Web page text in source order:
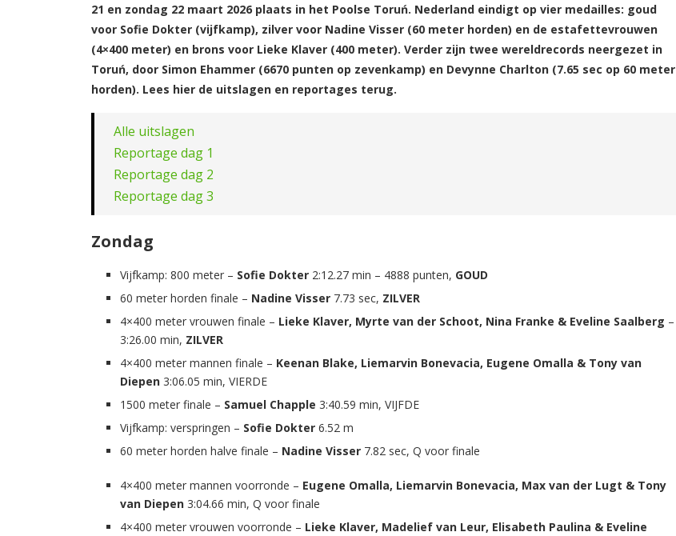
21 en zondag 22 maart 2026 plaats in het Poolse Toruń. Nederland eindigt op vier medailles: goud
voor Sofie Dokter (vijfkamp), zilver voor Nadine Visser (60 meter horden) en de estafettevrouwen
(4×400 meter) en brons voor Lieke Klaver (400 meter). Verder zijn twee wereldrecords neergezet in
Toruń, door Simon Ehammer (6670 punten op zevenkamp) en Devynne Charlton (7.65 sec op 60 meter
horden). Lees hier de uitslagen en reportages terug.
Alle uitslagen
Reportage dag 1
Reportage dag 2
Reportage dag 3
Zondag
Vijfkamp: 800 meter – Sofie Dokter 2:12.27 min – 4888 punten, GOUD
60 meter horden finale – Nadine Visser 7.73 sec, ZILVER
4×400 meter vrouwen finale – Lieke Klaver, Myrte van der Schoot, Nina Franke & Eveline Saalberg –
3:26.00 min, ZILVER
4×400 meter mannen finale – Keenan Blake, Liemarvin Bonevacia, Eugene Omalla & Tony van
Diepen 3:06.05 min, VIERDE
1500 meter finale – Samuel Chapple 3:40.59 min, VIJFDE
Vijfkamp: verspringen – Sofie Dokter 6.52 m
60 meter horden halve finale – Nadine Visser 7.82 sec, Q voor finale
4×400 meter mannen voorronde – Eugene Omalla, Liemarvin Bonevacia, Max van der Lugt & Tony
van Diepen 3:04.66 min, Q voor finale
4×400 meter vrouwen voorronde – Lieke Klaver, Madelief van Leur, Elisabeth Paulina & Eveline